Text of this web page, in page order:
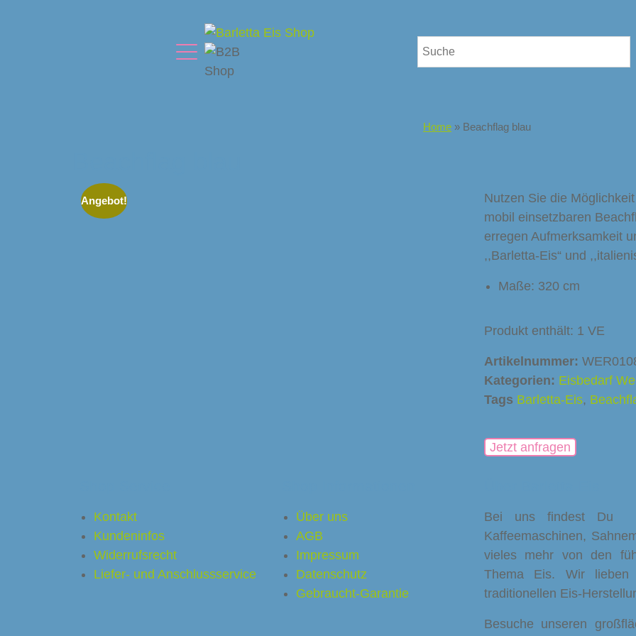
Home » Beachflag blau
Angebot!
Nutzen Sie die
mobil einsetzbaren
erregen Aufmerksamkeit
,,Barletta-Eis“ und
Maße: 320 cm
Produkt enthält: 1 VE
Artikelnummer:
Kategorien: Eisbedarf
Tags Barletta-Eis,
Jetzt anfragen
Kontakt
Kundeninfos
Widerrufsrecht
Liefer- und Anschlussservice
Über uns
AGB
Impressum
Datenschutz
Gebraucht-Garantie
Bei uns findest Du
Kaffeemaschinen,
vieles mehr von den
Thema Eis. Wir
traditionellen Eis-
Besuche unseren